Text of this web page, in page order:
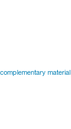
material